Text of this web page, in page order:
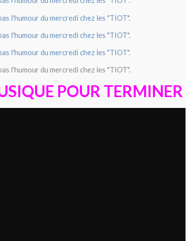
POUR TERMINER